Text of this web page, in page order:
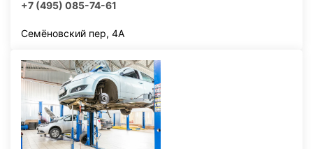
+7 (495) 085-74-61
Семёновский пер, 4А